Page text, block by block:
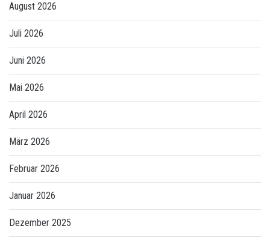
August 2026
Juli 2026
Juni 2026
Mai 2026
April 2026
März 2026
Februar 2026
Januar 2026
Dezember 2025